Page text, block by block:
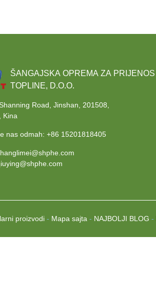
ŠANGAJSKA OPREMA ZA PRIJENOS
TOPLINE, D.O.O.
Road, Jinshan, 201508,
Kina
nas odmah: +86 15201818405
proizvodi - Mapa sajta - NAJBOLJI BLOG -